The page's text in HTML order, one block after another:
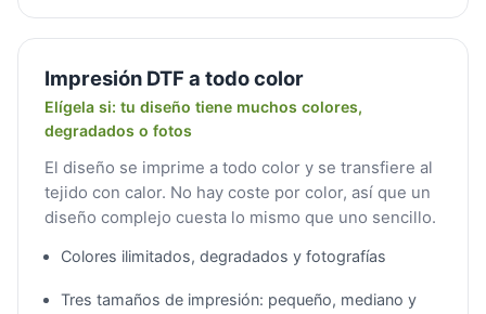
Impresión DTF a todo color
Elígela si: tu diseño tiene muchos colores,
degradados o fotos
El diseño se imprime a todo color y se transfiere al
tejido con calor. No hay coste por color, así que un
diseño complejo cuesta lo mismo que uno sencillo.
Colores ilimitados, degradados y fotografías
Tres tamaños de impresión: pequeño, mediano y